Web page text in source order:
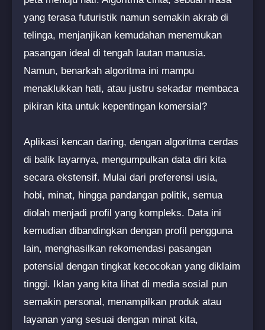
yang terasa futuristik namun semakin akrab di
telinga, menjanjikan kemudahan menemukan
pasangan ideal di tengah lautan manusia.
Namun, benarkah algoritma ini mampu
menaklukkan hati, atau justru sekadar membaca
pikiran kita untuk kepentingan komersial?
Aplikasi kencan daring, dengan algoritma cerdas
di balik layarnya, mengumpulkan data diri kita
secara ekstensif. Mulai dari preferensi usia,
hobi, minat, hingga pandangan politik, semua
diolah menjadi profil yang kompleks. Data ini
kemudian dibandingkan dengan profil pengguna
lain, menghasilkan rekomendasi pasangan
potensial dengan tingkat kecocokan yang diklaim
tinggi. Iklan yang kita lihat di media sosial pun
semakin personal, menampilkan produk atau
layanan yang sesuai dengan minat kita,